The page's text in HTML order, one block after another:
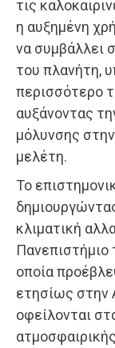
τις
η αυξημένη
να συμβάλλει
του πλανήτη,
περισσότερο
αυξάνοντας
μόλυνσης
μελέτη.
Το
κλιματική
οποία
ετησίως στην
οφείλονται